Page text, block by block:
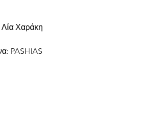
Λία Χαράκη
PASHIAS